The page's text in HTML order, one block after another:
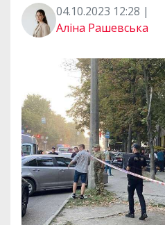
04.10.2023 12:28 |
Аліна Рашевська